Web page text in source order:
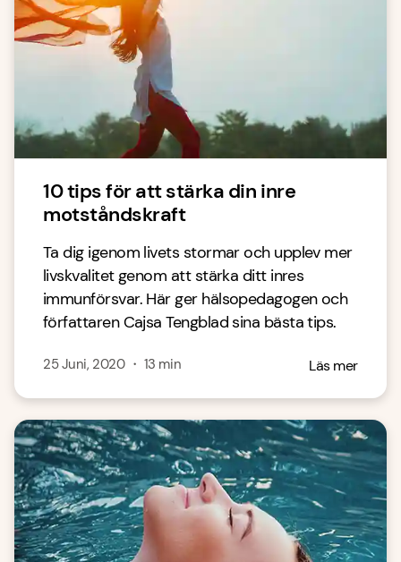
10 tips för att stärka din inre
motståndskraft
Ta dig igenom livets stormar och upplev mer
livskvalitet genom att stärka ditt inres
immunförsvar. Här ger hälsopedagogen och
författaren Cajsa Tengblad sina bästa tips.
25 Juni, 2020・ 13 min Läs mer